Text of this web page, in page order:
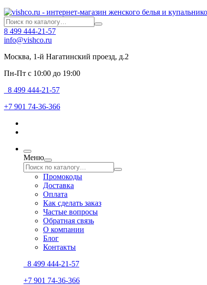
8 499 444-21-57
info@vishco.ru
Москва, 1-й Нагатинский проезд, д.2
Пн-Пт с 10:00 до 19:00
8 499 444-21-57
+7 901 74-36-366
Меню
Промокоды
Доставка
Оплата
Как сделать заказ
Частые вопросы
Обратная связь
О компании
Блог
Контакты
8 499 444-21-57
+7 901 74-36-366